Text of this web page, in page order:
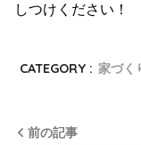
しつけください！
CATEGORY : 家づく
前の記事